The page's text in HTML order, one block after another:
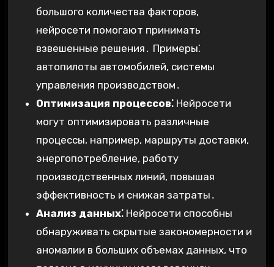
большого количества факторов,
нейросети помогают принимать
взвешенные решения․ Примеры⁚
автопилоты автомобилей, системы
управления производством․
Оптимизация процессов⁚Нейросети
могут оптимизировать различные
процессы, например, маршруты доставки,
энергопотребление, работу
производственных линий, повышая
эффективность и снижая затраты․
Анализ данных⁚Нейросети способны
обнаруживать скрытые закономерности и
аномалии в больших объемах данных, что